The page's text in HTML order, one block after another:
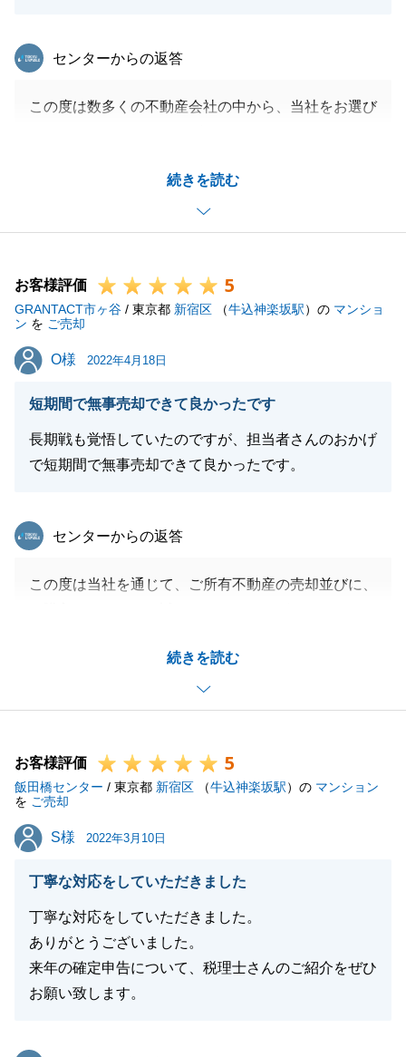
続きを読む
東急リバブル
センターからの返答
この度は数多くの不動産会社の中から、当社をお選び
を持ってT様にご提案をさせて頂きました。
空室後には、当社サービス(ルームデコレーション)も
活用しながら、当初予定した販売スケジュールでご成
す。
今後とも何かございましたら、お気軽にご相談くださ
いませ。
閉じる
お客様評価 5
GRANTACT市ヶ谷 / 東京都 新宿区 （牛込神楽坂駅）の マンショ
ン を ご売却
O様
O様 2022年4月18日
短期間で無事売却できて良かったです
長期戦も覚悟していたのですが、担当者さんのおかげ
で短期間で無事売却できて良かったです。
続きを読む
東急リバブル
センターからの返答
この度は当社を通じて、ご所有不動産の売却並びに、
既に何度か当社を通じて、ご購入、ご売却をして頂き
ましたが、今後も更なるサービス向上を目指して、
日々精進して参りますので、またの機会がございまし
お客様評価 5
飯田橋センター / 東京都 新宿区 （牛込神楽坂駅）の マンション
を ご売却
S様
S様 2022年3月10日
丁寧な対応をしていただきました
丁寧な対応をしていただきました。
ありがとうございました。
来年の確定申告について、税理士さんのご紹介をぜひ
お願い致します。